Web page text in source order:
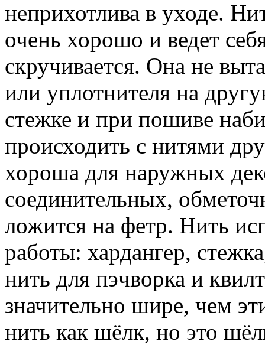
неприхотлива в уходе.
очень хорошо и ведет
скручивается. Она не
или уплотнителя на
стежке и при пошиве
происходить с нитями
хороша для наружных
соединительных,
ложится на фетр. Нить
работы: хардангер,
нить для пэчворка и
значительно шире, чем
нить как шёлк, но это